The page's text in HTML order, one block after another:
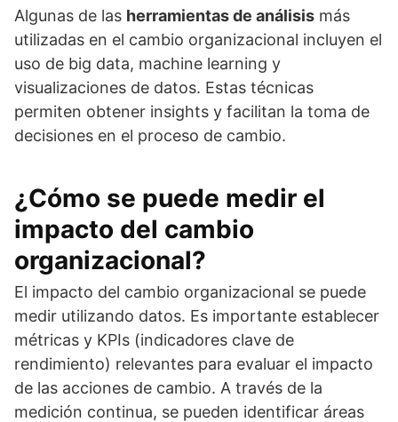
Algunas de las herramientas de análisis más
utilizadas en el cambio organizacional incluyen el
uso de big data, machine learning y
visualizaciones de datos. Estas técnicas
permiten obtener insights y facilitan la toma de
decisiones en el proceso de cambio.
¿Cómo se puede medir el
impacto del cambio
organizacional?
El impacto del cambio organizacional se puede
medir utilizando datos. Es importante establecer
métricas y KPIs (indicadores clave de
rendimiento) relevantes para evaluar el impacto
de las acciones de cambio. A través de la
medición continua, se pueden identificar áreas